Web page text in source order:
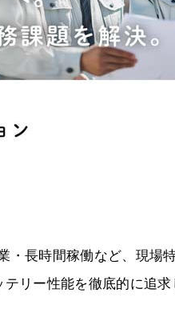
・長時間稼働など、現場
リー性能を徹底的に追求